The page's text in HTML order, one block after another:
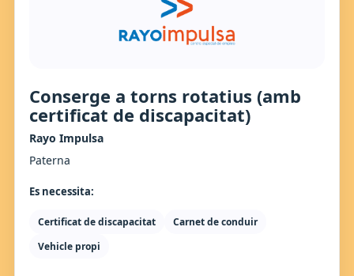
Conserge a torns rotatius (amb
certificat de discapacitat)
Rayo Impulsa
Paterna
Es necessita:
Certificat de discapacitat
Carnet de conduir
Vehicle propi